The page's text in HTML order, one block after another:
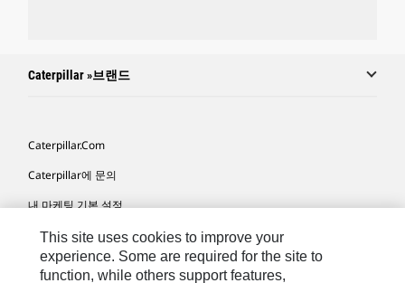
Caterpillar »브랜드
Caterpillar.com
Caterpillar에 문의
내 마케팅 기본 설정
사이트 맵
Cookie Settings
This site uses cookies to improve your
experience. Some are required for the site to
function, while others support features,